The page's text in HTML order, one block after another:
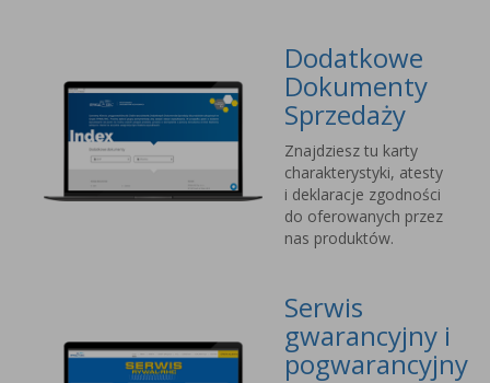
Dodatkowe
Dokumenty
Sprzedaży
Znajdziesz tu karty
charakterystyki, atesty
i deklaracje zgodności
do oferowanych przez
nas produktów.
Serwis
gwarancyjny i
pogwarancyjny